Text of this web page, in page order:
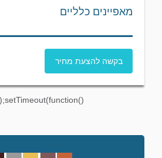
מאפיינים כלליים
בקשה להצעת מחיר